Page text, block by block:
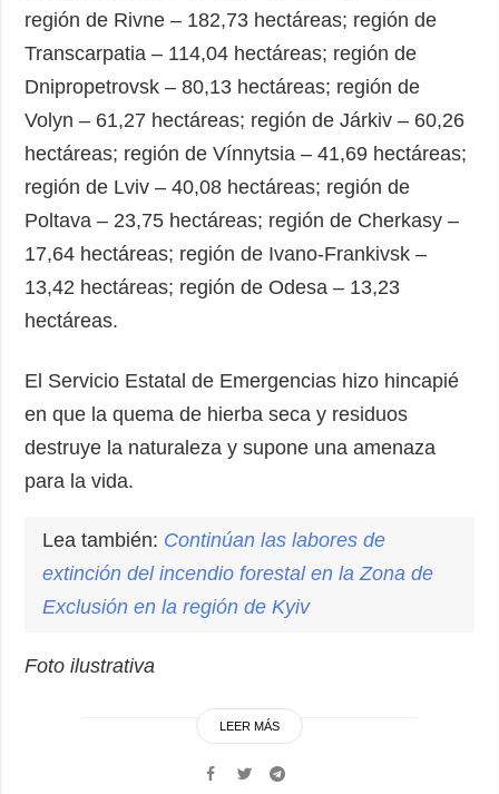
región de Rivne – 182,73 hectáreas; región de
Transcarpatia – 114,04 hectáreas; región de
Dnipropetrovsk – 80,13 hectáreas; región de
Volyn – 61,27 hectáreas; región de Járkiv – 60,26
hectáreas; región de Vínnytsia – 41,69 hectáreas;
región de Lviv – 40,08 hectáreas; región de
Poltava – 23,75 hectáreas; región de Cherkasy –
17,64 hectáreas; región de Ivano-Frankivsk –
13,42 hectáreas; región de Odesa – 13,23
hectáreas.
El Servicio Estatal de Emergencias hizo hincapié
en que la quema de hierba seca y residuos
destruye la naturaleza y supone una amenaza
para la vida.
Lea también: Continúan las labores de
extinción delincendio forestal en la Zona de
Exclusión en la región de Kyiv
Foto ilustrativa
LEER MÁS